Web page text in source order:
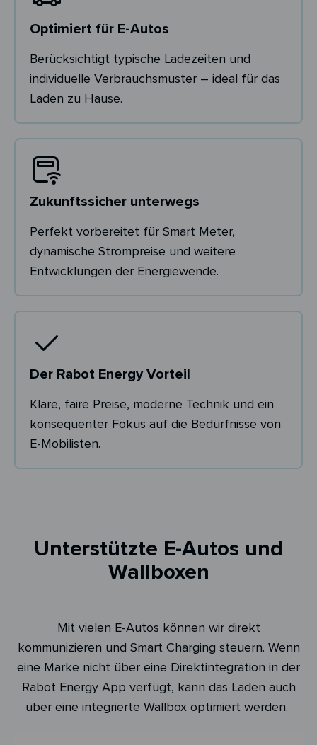
Optimiert für E-Autos
Berücksichtigt typische Ladezeiten und
individuelle Verbrauchsmuster – ideal für das
Laden zu Hause.
Zukunftssicher unterwegs
Perfekt vorbereitet für Smart Meter,
dynamische Strompreise und weitere
Entwicklungen der Energiewende.
Der Rabot Energy Vorteil
Klare, faire Preise, moderne Technik und ein
konsequenter Fokus auf die Bedürfnisse von
E-Mobilisten.
Unterstützte E-Autos und
Wallboxen
Mit vielen E-Autos können wir direkt
kommunizieren und Smart Charging steuern. Wenn
eine Marke nicht über eine Direktintegration in der
Rabot Energy App verfügt, kann das Laden auch
über eine integrierte Wallbox optimiert werden.